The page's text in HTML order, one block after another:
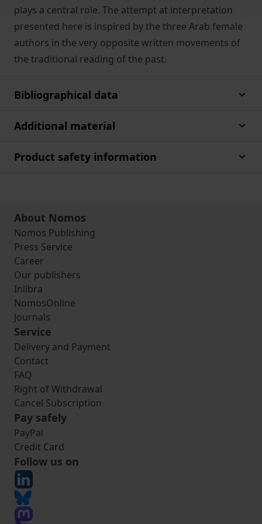
plays a central role. The attempt at interpretation
presented here is inspired by the three Arab female
authors in the very opposite written movements of
the traditional reading of the past.
Bibliographical data
Additional material
Product safety information
About Nomos
Nomos Publishing
Press Service
Career
Our publishers
Inlibra
NomosOnline
Journals
Service
Delivery and Payment
Contact
FAQ
Right of Withdrawal
Cancel Subscription
Pay safely
PayPal
Credit Card
Follow us on